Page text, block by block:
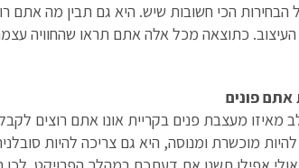
הכי חשובות שיש. היא גם תבין מה אתם
כתוצאה מכל אלה אתם תראו שהחוויה
פונים
מאיזו מעצבת פנים בקריית אונו אתם רוצים
מוכשרת ומנוסה, היא גם צריכה להיות